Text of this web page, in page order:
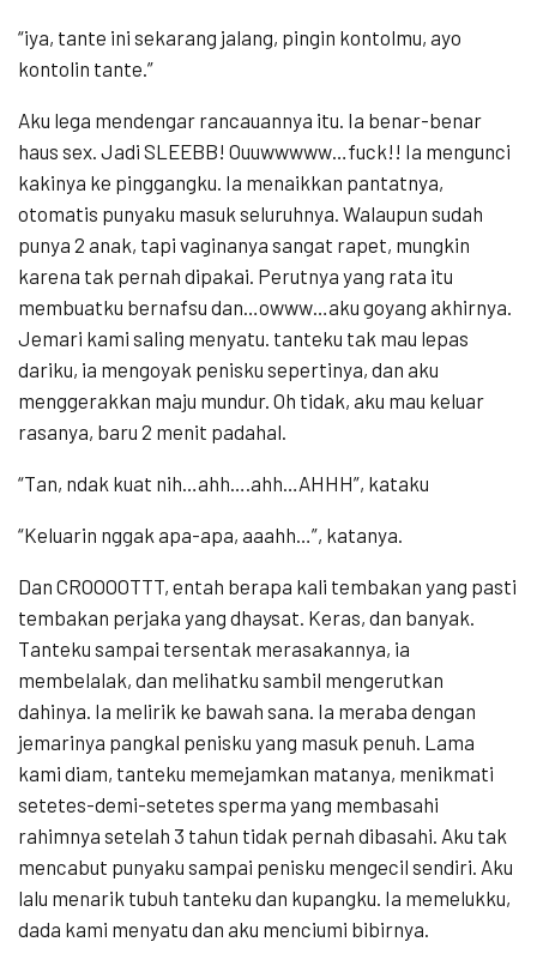
“iya, tante ini sekarang jalang, pingin kontolmu, ayo
kontolin tante.”
Aku lega mendengar rancauannya itu. Ia benar-benar
haus sex. Jadi SLEEBB! Ouuwwwww…fuck!! Ia mengunci
kakinya ke pinggangku. Ia menaikkan pantatnya,
otomatis punyaku masuk seluruhnya. Walaupun sudah
punya 2 anak, tapi vaginanya sangat rapet, mungkin
karena tak pernah dipakai. Perutnya yang rata itu
membuatku bernafsu dan…owww…aku goyang akhirnya.
Jemari kami saling menyatu. tanteku tak mau lepas
dariku, ia mengoyak penisku sepertinya, dan aku
menggerakkan maju mundur. Oh tidak, aku mau keluar
rasanya, baru 2 menit padahal.
“Tan, ndak kuat nih…ahh….ahh…AHHH”, kataku
“Keluarin nggak apa-apa, aaahh…”, katanya.
Dan CROOOOTTT, entah berapa kali tembakan yang pasti
tembakan perjaka yang dhaysat. Keras, dan banyak.
Tanteku sampai tersentak merasakannya, ia
membelalak, dan melihatku sambil mengerutkan
dahinya. Ia melirik ke bawah sana. Ia meraba dengan
jemarinya pangkal penisku yang masuk penuh. Lama
kami diam, tanteku memejamkan matanya, menikmati
setetes-demi-setetes sperma yang membasahi
rahimnya setelah 3 tahun tidak pernah dibasahi. Aku tak
mencabut punyaku sampai penisku mengecil sendiri. Aku
lalu menarik tubuh tanteku dan kupangku. Ia memelukku,
dada kami menyatu dan aku menciumi bibirnya.